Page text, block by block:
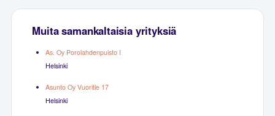
Muita samankaltaisia yrityksiä
As. Oy Porolahdenpuisto I
Helsinki
Asunto Oy Vuoritie 17
Helsinki